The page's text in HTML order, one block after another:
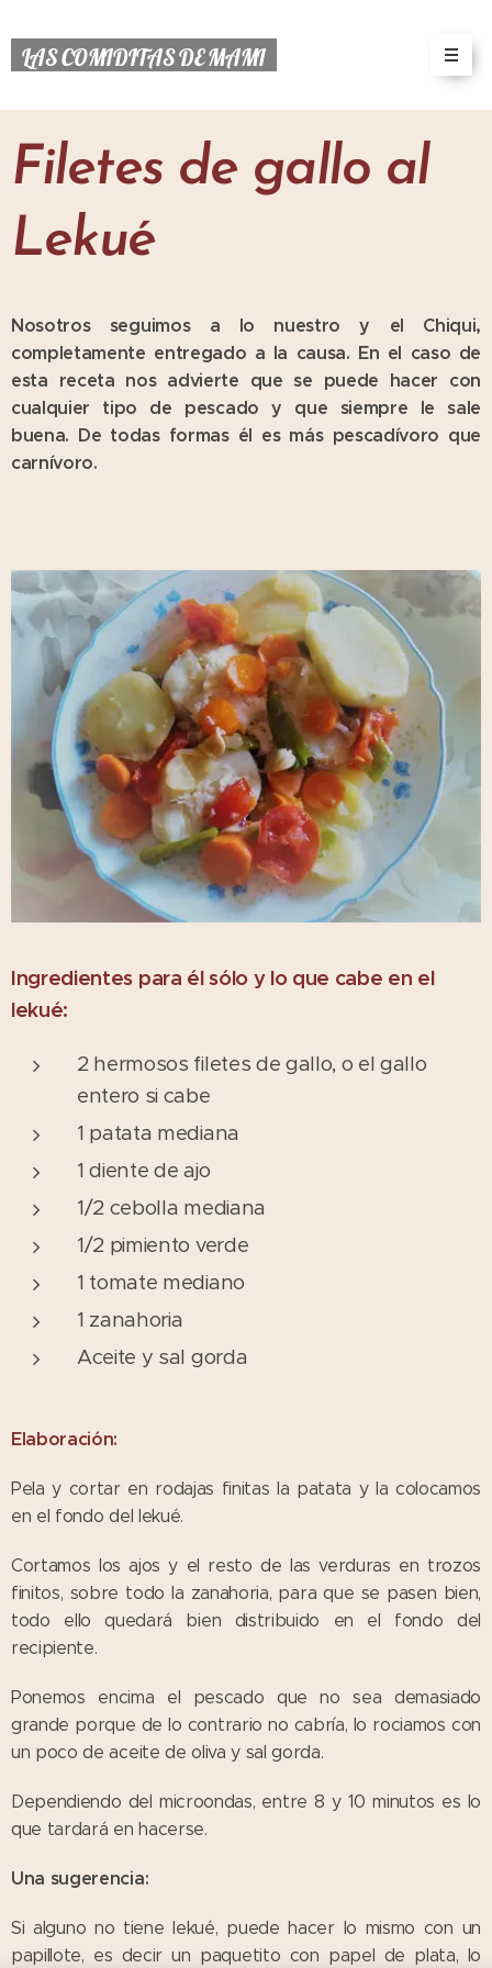
LAS COMIDITAS DE MAMI
Filetes de gallo al
Lekué
Nosotros seguimos a lo nuestro y el Chiqui,
completamente entregado a la causa. En el caso de
esta receta nos advierte que se puede hacer con
cualquier tipo de pescado y que siempre le sale
buena. De todas formas él es más pescadívoro que
carnívoro.
Ingredientes para él sólo y lo que cabe en el
lekué:
2 hermosos filetes de gallo, o el gallo
entero si cabe
1 patata mediana
1 diente de ajo
1/2 cebolla mediana
1/2 pimiento verde
1 tomate mediano
1 zanahoria
Aceite y sal gorda
Elaboración:
Pela y cortar en rodajas finitas la patata y la colocamos
en el fondo del lekué.
Cortamos los ajos y el resto de las verduras en trozos
finitos, sobre todo la zanahoria, para que se pasen bien,
todo ello quedará bien distribuido en el fondo del
recipiente.
Ponemos encima el pescado que no sea demasiado
grande porque de lo contrario no cabría, lo rociamos con
un poco de aceite de oliva y sal gorda.
Dependiendo del microondas, entre 8 y 10 minutos es lo
que tardará en hacerse.
Una sugerencia:
Si alguno no tiene lekué, puede hacer lo mismo con un
papillote, es decir un paquetito con papel de plata, lo